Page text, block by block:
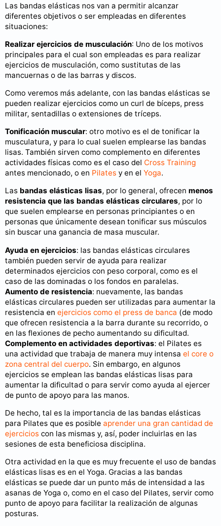
Las bandas elásticas nos van a permitir alcanzar
diferentes objetivos o ser empleadas en diferentes
situaciones:
Realizar ejercicios de musculación: Uno de los motivos
principales para el cual son empleadas es para realizar
ejercicios de musculación, como sustitutas de las
mancuernas o de las barras y discos.
Como veremos más adelante, con las bandas elásticas se
pueden realizar ejercicios como un curl de bíceps, press
militar, sentadillas o extensiones de tríceps.
Tonificación muscular: otro motivo es el de tonificar la
musculatura, y para lo cual suelen emplearse las bandas
lisas. También sirven como complemento en diferentes
actividades físicas como es el caso del Cross Training
antes mencionado, o en Pilates y en el Yoga.
Las bandas elásticas lisas, por lo general, ofrecen menos
resistencia que las bandas elásticas circulares, por lo
que suelen emplearse en personas principiantes o en
personas que únicamente desean tonificar sus músculos
sin buscar una ganancia de masa muscular.
Ayuda en ejercicios: las bandas elásticas circulares
también pueden servir de ayuda para realizar
determinados ejercicios con peso corporal, como es el
caso de las dominadas o los fondos en paralelas.
Aumento de resistencia: nuevamente, las bandas
elásticas circulares pueden ser utilizadas para aumentar la
resistencia en ejercicios como el press de banca (de modo
que ofrecen resistencia a la barra durante su recorrido, o
en las flexiones de pecho aumentando su dificultad.
Complemento en actividades deportivas: el Pilates es
una actividad que trabaja de manera muy intensa el core o
zona central del cuerpo. Sin embargo, en algunos
ejercicios se emplean las bandas elásticas lisas para
aumentar la dificultad o para servir como ayuda al ejercer
de punto de apoyo para las manos.
De hecho, tal es la importancia de las bandas elásticas
para Pilates que es posible aprender una gran cantidad de
ejercicios con las mismas y, así, poder incluirlas en las
sesiones de esta beneficiosa disciplina.
Otra actividad en la que es muy frecuente el uso de bandas
elásticas lisas es en el Yoga. Gracias a las bandas
elásticas se puede dar un punto más de intensidad a las
asanas de Yoga o, como en el caso del Pilates, servir como
punto de apoyo para facilitar la realización de algunas
posturas.